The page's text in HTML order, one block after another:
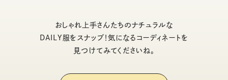
おしゃれ上手さんたちのナチュラルな
DAILY服をスナップ！気になるコーディネートを
見つけてみてくださいね。